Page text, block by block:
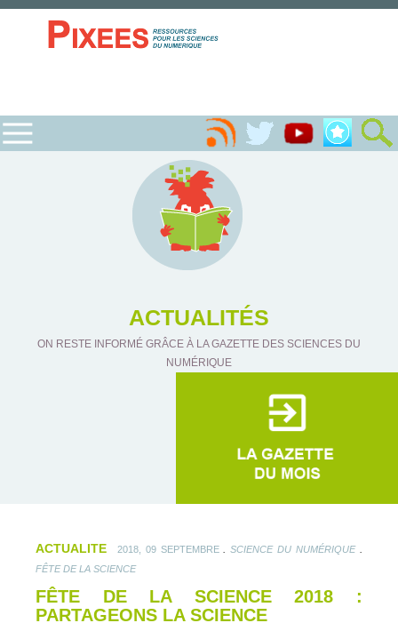
ACTUALITÉS
ON RESTE INFORMÉ GRÂCE À LA GAZETTE DES SCIENCES DU
NUMÉRIQUE
ACTUALITE 2018, 09 SEPTEMBRE.SCIENCE DU NUMÉRIQUE.
FÊTE DE LA SCIENCE
FÊTE DE LA SCIENCE 2018 :
PARTAGEONS LA SCIENCE